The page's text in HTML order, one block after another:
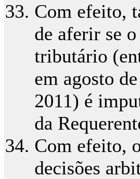
Com efeito,
de aferir se
tributário
em agosto
2011) é
da
Com efeito,
decisões